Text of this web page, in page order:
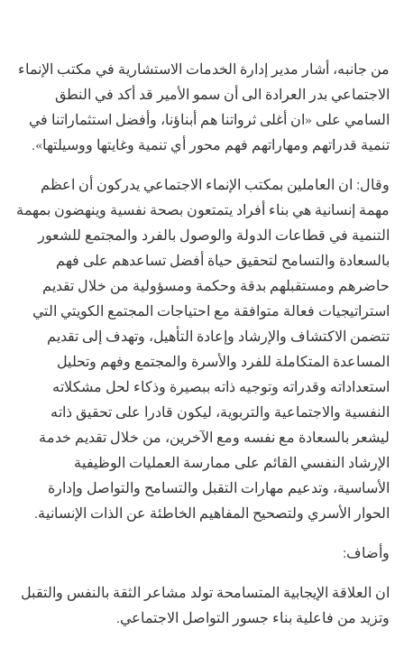
من جانبه، أشار مدير إدارة الخدمات الاستشارية في مكتب الإنماء
الاجتماعي بدر العرادة الى أن سمو الأمير قد أكد في النطق
السامي على «ان أغلى ثرواتنا هم أبناؤنا، وأفضل استثماراتنا في
تنمية قدراتهم ومهاراتهم فهم محور أي تنمية وغايتها ووسيلتها».
وقال: ان العاملين بمكتب الإنماء الاجتماعي يدركون أن اعظم
مهمة إنسانية هي بناء أفراد يتمتعون بصحة نفسية وينهضون بمهمة
التنمية في قطاعات الدولة والوصول بالفرد والمجتمع للشعور
بالسعادة والتسامح لتحقيق حياة أفضل تساعدهم على فهم
حاضرهم ومستقبلهم بدقة وحكمة ومسؤولية من خلال تقديم
استراتيجيات فعالة متوافقة مع احتياجات المجتمع الكويتي التي
تتضمن الاكتشاف والإرشاد وإعادة التأهيل، وتهدف إلى تقديم
المساعدة المتكاملة للفرد والأسرة والمجتمع وفهم وتحليل
استعداداته وقدراته وتوجيه ذاته ببصيرة وذكاء لحل مشكلاته
النفسية والاجتماعية والتربوية، ليكون قادرا على تحقيق ذاته
ليشعر بالسعادة مع نفسه ومع الآخرين، من خلال تقديم خدمة
الإرشاد النفسي القائم على ممارسة العمليات الوظيفية
الأساسية، وتدعيم مهارات التقبل والتسامح والتواصل وإدارة
الحوار الأسري ولتصحيح المفاهيم الخاطئة عن الذات الإنسانية.
وأضاف:
ان العلاقة الإيجابية المتسامحة تولد مشاعر الثقة بالنفس والتقبل
وتزيد من فاعلية بناء جسور التواصل الاجتماعي.